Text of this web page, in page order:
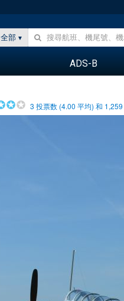
全部
ADS-B
3 投票数 (4.00 平均) 和 1,259